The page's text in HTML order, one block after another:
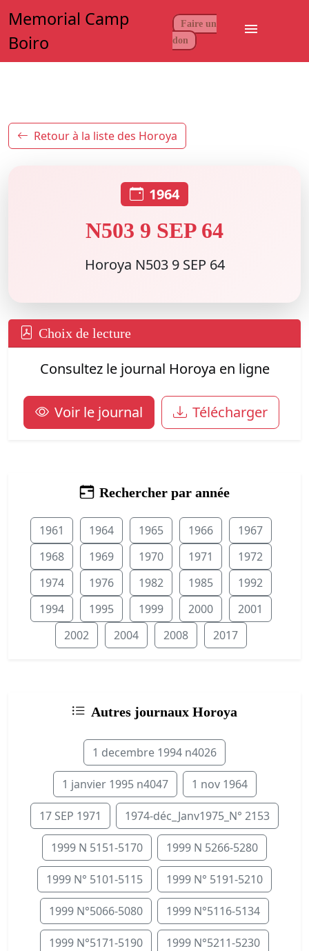
Memorial Camp
Boiro
Faire un
don
menu
Retour à la liste des Horoya
1964
N503 9 SEP 64
Horoya N503 9 SEP 64
Choix de lecture
Consultez le journal Horoya en ligne
Voir le journal Télécharger
Rechercher par année
1961 1964 1965 1966
1967
1968
1969 1970 1971
1972
1974
1976 1982 1985
1992
1994
1995 1999 2000
2001
2002
2004 2008 2017
Autres journaux Horoya
1 decembre 1994 n4026
1 janvier 1995 n4047 1 nov 1964
17 SEP 1971 1974-déc_Janv1975_N° 2153
1999 N 5151-5170 1999 N 5266-5280
1999 N° 5101-5115 1999 N° 5191-5210
1999 N°5066-5080 1999 N°5116-5134
1999 N°5171-5190 1999 N°5211-5230